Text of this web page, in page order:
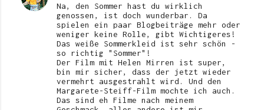
Na, den Sommer hast du wirklich
genossen, ist doch wunderbar. Da
spielen ein paar Blogbeiträge mehr oder
weniger keine Rolle, gibt Wichtigeres!
Das weiße Sommerkleid ist sehr schön -
so richtig "Sommer"!
Der Film mit Helen Mirren ist super,
bin mir sicher, dass der jetzt wieder
vermehrt ausgestrahlt wird. Und den
Margarete-Steiff-Film mochte ich auch.
Das sind eh Filme nach meinem